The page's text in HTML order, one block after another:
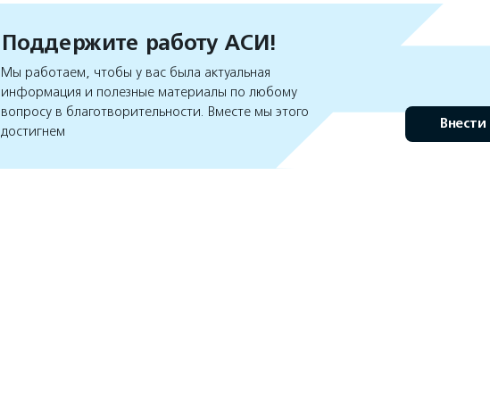
Поддержите работу АСИ!
Мы работаем, чтобы у вас была актуальная
информация и полезные материалы по любому
вопросу в благотворительности. Вместе мы этого
достигнем
Внести